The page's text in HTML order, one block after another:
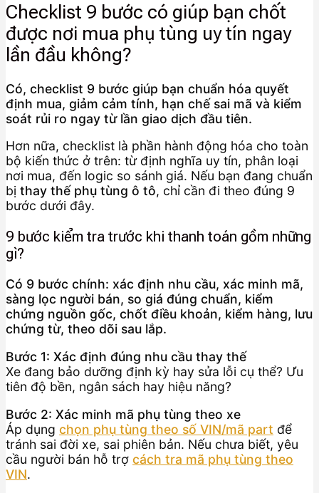
Checklist 9 bước có giúp bạn chốt
được nơi mua phụ tùng uy tín ngay
lần đầu không?
Có, checklist 9 bước giúp bạn chuẩn hóa quyết
định mua, giảm cảm tính, hạn chế sai mã và kiểm
soát rủi ro ngay từ lần giao dịch đầu tiên.
Hơn nữa, checklist là phần hành động hóa cho toàn
bộ kiến thức ở trên: từ định nghĩa uy tín, phân loại
nơi mua, đến logic so sánh giá. Nếu bạn đang chuẩn
bị thay thế phụ tùng ô tô, chỉ cần đi theo đúng 9
bước dưới đây.
9 bước kiểm tra trước khi thanh toán gồm những
gì?
Có 9 bước chính: xác định nhu cầu, xác minh mã,
sàng lọc người bán, so giá đúng chuẩn, kiểm
chứng nguồn gốc, chốt điều khoản, kiểm hàng, lưu
chứng từ, theo dõi sau lắp.
Bước 1: Xác định đúng nhu cầu thay thế
Xe đang bảo dưỡng định kỳ hay sửa lỗi cụ thể? Ưu
tiên độ bền, ngân sách hay hiệu năng?
Bước 2: Xác minh mã phụ tùng theo xe
Áp dụng chọn phụ tùng theo số VIN/mã part để
tránh sai đời xe, sai phiên bản. Nếu chưa biết, yêu
cầu người bán hỗ trợ cách tra mã phụ tùng theo
VIN.